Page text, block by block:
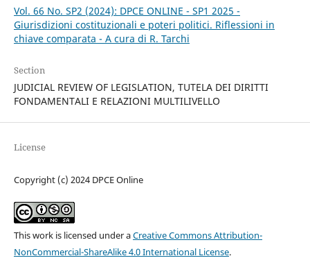
Vol. 66 No. SP2 (2024): DPCE ONLINE - SP1 2025 -
Giurisdizioni costituzionali e poteri politici. Riflessioni in
chiave comparata - A cura di R. Tarchi
Section
JUDICIAL REVIEW OF LEGISLATION, TUTELA DEI DIRITTI
FONDAMENTALI E RELAZIONI MULTILIVELLO
License
Copyright (c) 2024 DPCE Online
This work is licensed under aCreative Commons Attribution-
NonCommercial-ShareAlike 4.0 International License.